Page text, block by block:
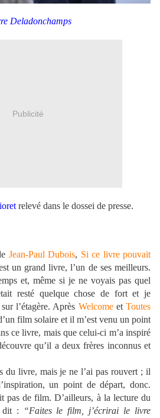
Deladonchamps
Publicité
relevé dans le dossei de presse.
Jean-Paul Dubois, Si ce livre pouvait
un grand livre, l’un de ses meilleurs.
et, même si je ne voyais pas quel
resté quelque chose de fort et je
l’étagère. Après WelcomeetToutes
film solaire et il m’est venu un point
ce livre, mais que celui-ci m’a inspiré
qu’il a deux frères inconnus et
du livre, mais je ne l’ai pas rouvert ; il
un point de départ, donc.
pas de film. D’ailleurs, à la lecture du
dit : “Faites le film, j’écrirai le livre